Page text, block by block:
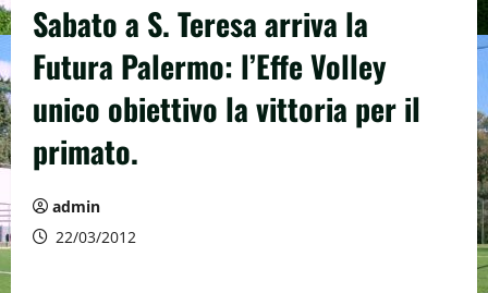
Sabato a S. Teresa arriva la
Futura Palermo: l’Effe Volley
unico obiettivo la vittoria per il
primato.
admin
22/03/2012